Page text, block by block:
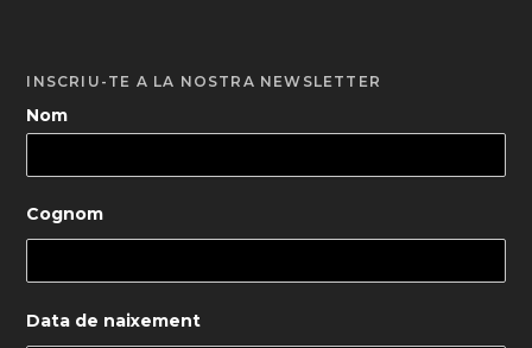
INSCRIU-TE A LA NOSTRA NEWSLETTER
Nom
Cognom
Data de naixement